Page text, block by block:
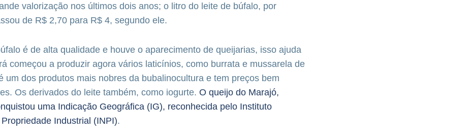
valorização nos últimos dois anos; o litro do leite de búfalo, por
de R$ 2,70 para R$ 4, segundo ele.
é de alta qualidade e houve o aparecimento de queijarias, isso ajuda
começou a produzir agora vários laticínios, como burrata e mussarela de
um dos produtos mais nobres da bubalinocultura e tem preços bem
Os derivados do leite também, como iogurte. O queijo do Marajó,
uma Indicação Geográfica (IG), reconhecida pelo Instituto
Industrial (INPI).